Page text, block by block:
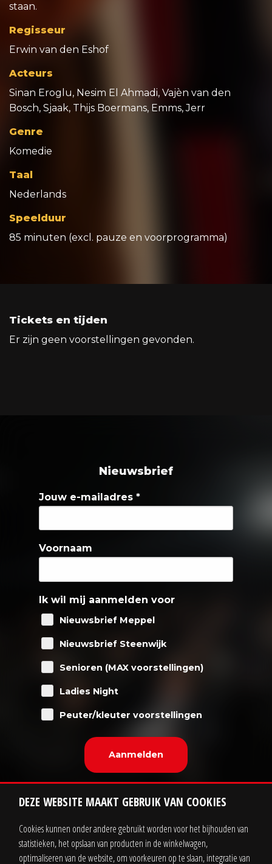
staan.
Regisseur
Erwin van den Eshof
Acteurs
Sinan Eroglu, Nesim El Ahmadi, Vajèn van den
Bosch, Sjaak, Thijs Boermans, Emms, Jerr
Genre
Komedie
Taal
Nederlands
Speelduur
85 minuten (excl. pauze en voorprogramma)
Tickets en tijden
Er zijn geen voorstellingen gevonden.
Nieuwsbrief
Jouw e-mailadres *
Voornaam
Ik wil mij aanmelden voor
Nieuwsbrief Meppel
Nieuwsbrief Steenwijk
Senioren (MAX voorstellingen)
Ladies Night
Peuter/kleuter voorstellingen
Contact Zakelijk
DEZE WEBSITE MAAKT GEBRUIK VAN COOKIES
Cookies kunnen onder andere gebruikt worden voor het bijhouden van
statistieken, het opslaan van producten in de winkelwagen,
optimaliseren van de website, om voorkeuren op te slaan, integratie van